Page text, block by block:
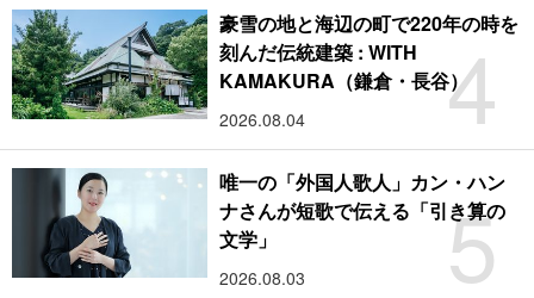
4
豪雪の地と海辺の町で220年の時を
刻んだ伝統建築 : WITH
KAMAKURA（鎌倉・長谷）
2026.08.04
5
唯一の「外国人歌人」カン・ハン
ナさんが短歌で伝える「引き算の
文学」
2026.08.03